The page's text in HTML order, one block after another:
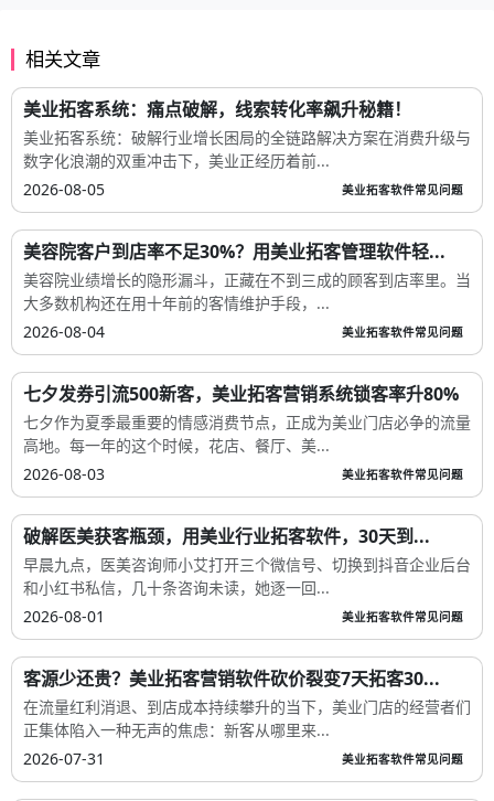
相关文章
美业拓客系统：痛点破解，线索转化率飙升秘籍！
美业拓客系统：破解行业增长困局的全链路解决方案在消费升级与
数字化浪潮的双重冲击下，美业正经历着前...
2026-08-05
美业拓客软件常见问题
美容院客户到店率不足30%？用美业拓客管理软件轻...
美容院业绩增长的隐形漏斗，正藏在不到三成的顾客到店率里。当
大多数机构还在用十年前的客情维护手段，...
2026-08-04
美业拓客软件常见问题
七夕发券引流500新客，美业拓客营销系统锁客率升80%
七夕作为夏季最重要的情感消费节点，正成为美业门店必争的流量
高地。每一年的这个时候，花店、餐厅、美...
2026-08-03
美业拓客软件常见问题
破解医美获客瓶颈，用美业行业拓客软件，30天到...
早晨九点，医美咨询师小艾打开三个微信号、切换到抖音企业后台
和小红书私信，几十条咨询未读，她逐一回...
2026-08-01
美业拓客软件常见问题
客源少还贵？美业拓客营销软件砍价裂变7天拓客30...
在流量红利消退、到店成本持续攀升的当下，美业门店的经营者们
正集体陷入一种无声的焦虑：新客从哪里来...
2026-07-31
美业拓客软件常见问题